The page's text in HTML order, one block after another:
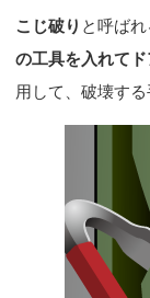
こじ破り と呼ばれ
の工具を入れて
用して、破壊する